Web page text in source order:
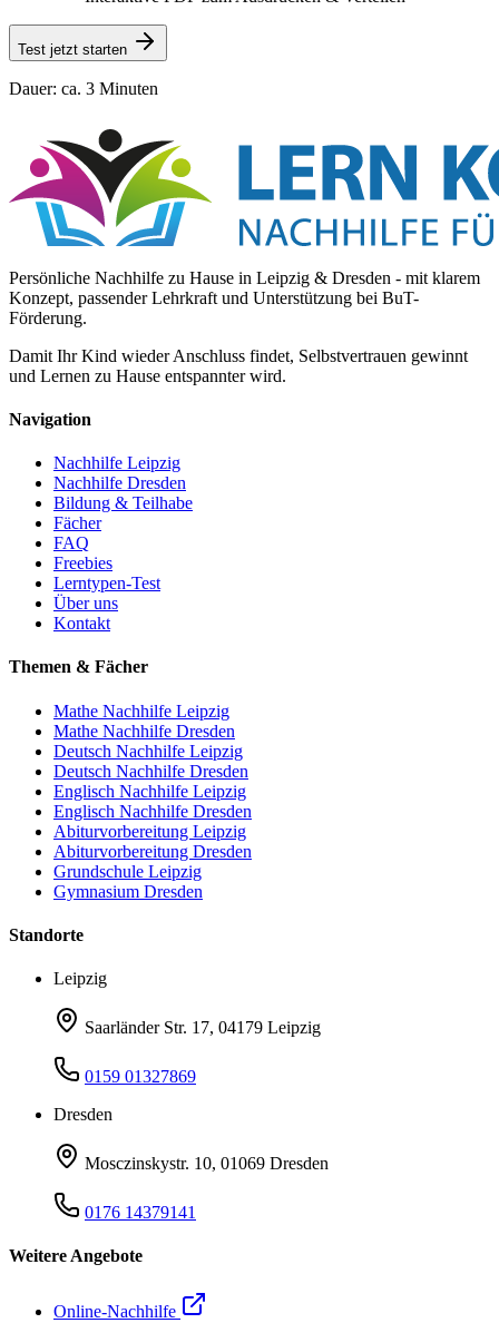
Test jetzt starten
Dauer: ca. 3 Minuten
Persönliche Nachhilfe zu Hause in Leipzig & Dresden - mit klarem
Konzept, passender Lehrkraft und Unterstützung bei BuT-
Förderung.
Damit Ihr Kind wieder Anschluss findet, Selbstvertrauen gewinnt
und Lernen zu Hause entspannter wird.
Navigation
Nachhilfe Leipzig
Nachhilfe Dresden
Bildung & Teilhabe
Fächer
FAQ
Freebies
Lerntypen-Test
Über uns
Kontakt
Themen & Fächer
Mathe Nachhilfe Leipzig
Mathe Nachhilfe Dresden
Deutsch Nachhilfe Leipzig
Deutsch Nachhilfe Dresden
Englisch Nachhilfe Leipzig
Englisch Nachhilfe Dresden
Abiturvorbereitung Leipzig
Abiturvorbereitung Dresden
Grundschule Leipzig
Gymnasium Dresden
Standorte
Leipzig
Saarländer Str. 17, 04179 Leipzig
0159 01327869
Dresden
Mosczinskystr. 10, 01069 Dresden
0176 14379141
Weitere Angebote
Online-Nachhilfe